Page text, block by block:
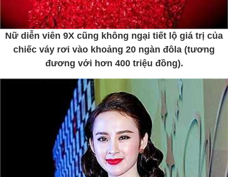
Nữ diễn viên 9X cũng không ngại tiết lộ giá trị của
chiếc váy rơi vào khoảng 20 ngàn đôla (tương
đương với hơn 400 triệu đồng).